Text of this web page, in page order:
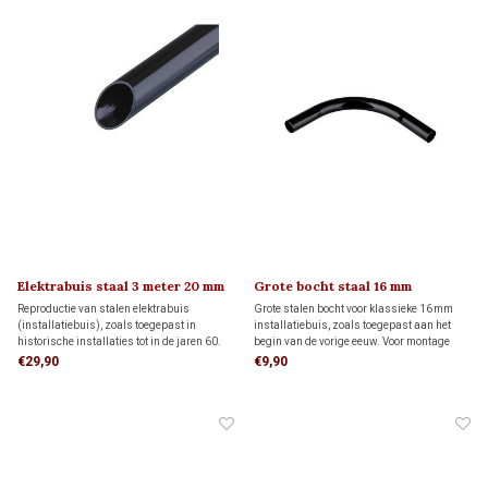
Elektrabuis staal 3 meter 20 mm
Reproductie van stalen elektrabuis
(installatiebuis), zoals toegepast in
historische installaties tot in de jaren 60.
De metalen buis heeft een druksterkte van
€29,90
Grote bocht staal 16 mm
Grote stalen bocht voor klassieke 16 mm
installatiebuis, zoals toegepast aan het
begin van de vorige eeuw. Voor montage
aan een buis zijn twee sokken nodig, die
€9,90